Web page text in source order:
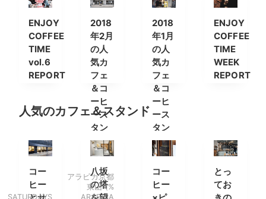
ENJOY
COFFEE
TIME
vol.6
REPORT
2018
年2月
の人
気カ
フェ
＆コ
ーヒ
ース
タン
ド
2018
年1月
の人
気カ
フェ
＆コ
ーヒ
ース
タン
ド
ENJOY
COFFEE
TIME
WEEK
REPORT
人気のカフェ＆スタンド
コー
ヒー
SATURDAYS
八坂
の塔
アラビカ京都
東山 (%
ARABICA
コー
ヒー
とっ
てお